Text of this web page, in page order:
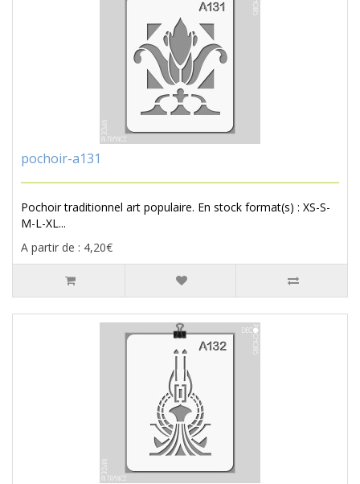
pochoir-a131
Pochoir traditionnel art populaire. En stock format(s) : XS-S-
M-L-XL...
A partir de : 4,20€